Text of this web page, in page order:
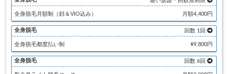
全身脱毛月額制（顔＆VIO込み） 月額4,400円
全身脱毛 回数 1回
全身脱毛都度払い制 ¥9,800円
全身脱毛 回数 6回